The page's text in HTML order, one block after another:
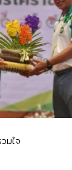
มใจ